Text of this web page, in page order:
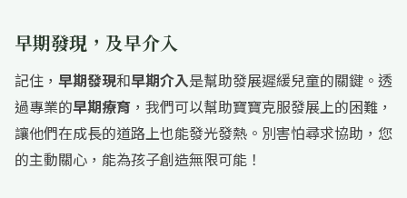
早期發現，及早介入
記住， 早期發現和早期介入是幫助發展遲緩兒童的關鍵。透
過專業的早期療育 ，我們可以幫助寶寶克服發展上的困難，
讓他們在成長的道路上也能發光發熱。別害怕尋求協助，您
的主動關心，能為孩子創造無限可能！